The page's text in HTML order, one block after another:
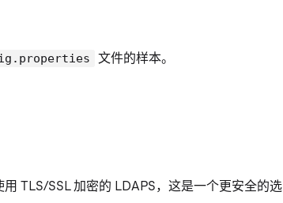
文件的样本。
TLS/SSL 加密的 LDAPS，这是一个更安全的选